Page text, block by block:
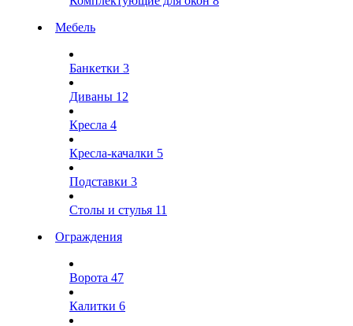
Мебель
Банкетки 3
Диваны 12
Кресла 4
Кресла-качалки 5
Подставки 3
Столы и стулья 11
Ограждения
Ворота 47
Калитки 6